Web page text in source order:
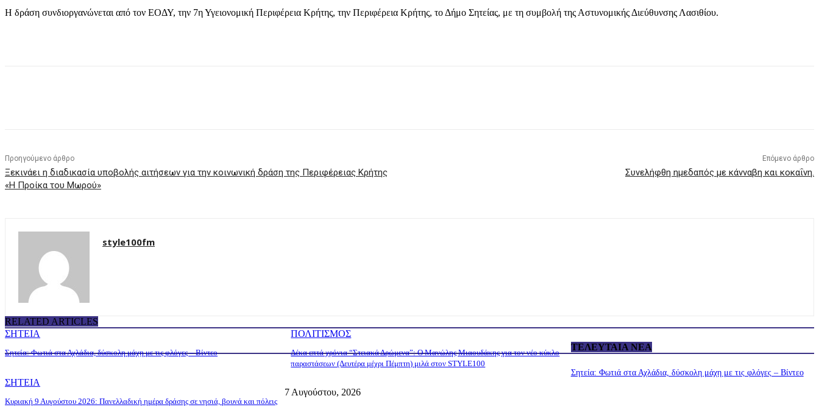
Η δράση συνδιοργανώνεται από τον ΕΟΔΥ, την 7η Υγειονομική Περιφέρεια Κρήτης, την Περιφέρεια Κρήτης, το Δήμο Σητείας, με τη συμβολή της Αστυνομικής Διεύθυνσης Λασιθίου.
Προηγούμενο άρθρο
Ξεκινάει η διαδικασία υποβολής αιτήσεων για την κοινωνική δράση της Περιφέρειας Κρήτης
«Η Προίκα του Μωρού»
Επόμενο άρθρο
Συνελήφθη ημεδαπός με κάνναβη και κοκαΐνη.
style100fm
RELATED ARTICLES
ΣΗΤΕΙΑ
Σητεία: Φωτιά στα Αχλάδια, δύσκολη μάχη με τις φλόγες – Βίντεο
ΠΟΛΙΤΙΣΜΟΣ
Δέκα επτά χρόνια “Στειακά Δρώμενα”: Ο Μανώλης Μιαουδάκης για τον νέο κύκλο
παραστάσεων (Δευτέρα μέχρι Πέμπτη) μιλά στον STYLE100
ΣΗΤΕΙΑ
Κυριακή 9 Αυγούστου 2026: Πανελλαδική ημέρα δράσης σε νησιά, βουνά και πόλεις
ΤΕΛΕΥΤΑΊΑ ΝΈΑ
Σητεία: Φωτιά στα Αχλάδια, δύσκολη μάχη με τις φλόγες – Βίντεο
7 Αυγούστου, 2026